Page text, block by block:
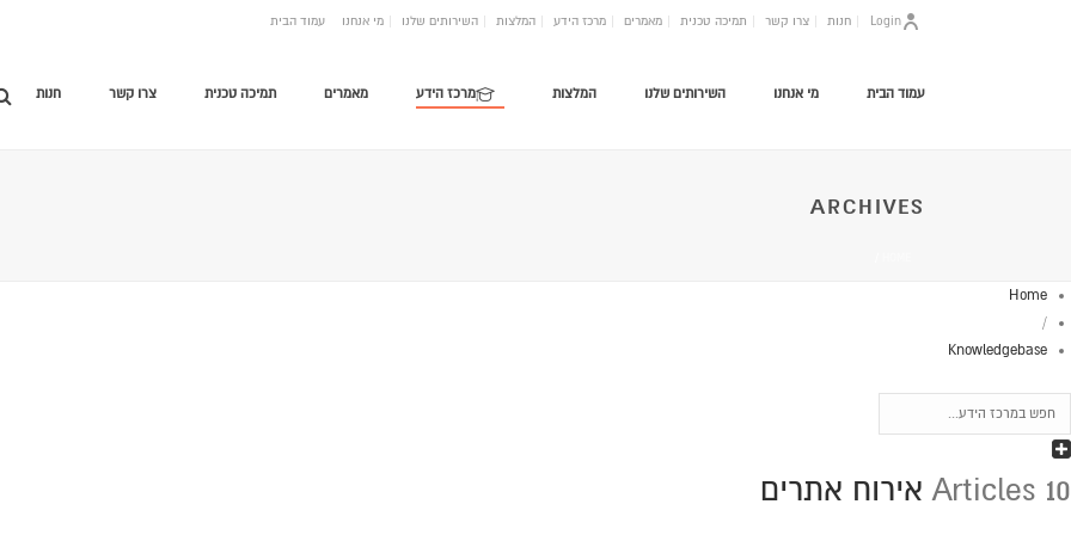
חנות צרו קשר תמיכה טכנית מאמרים מרכז הידע המלצות השירותים שלנו מי אנחנו עמוד הבית Login
חנות צרו קשר תמיכה טכנית מאמרים מרכז הידע המלצות השירותים שלנו מי אנחנו עמוד הבית
ARCHIVES
Home
/
Knowledgebase
10 Articles אירוח אתרים